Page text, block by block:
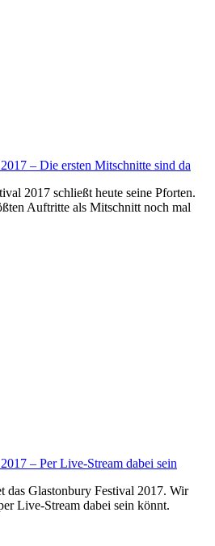
– Die ersten Mitschnitte sind da
2017 schließt heute seine Pforten.
Auftritte als Mitschnitt noch mal
– Per Live-Stream dabei sein
das Glastonbury Festival 2017. Wir
Live-Stream dabei sein könnt.